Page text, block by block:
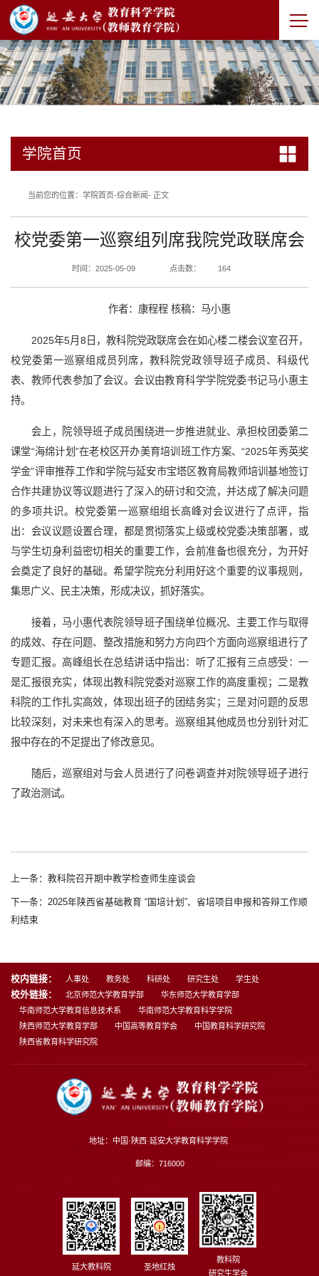
学院首页
当前您的位置： 学院首页-综合新闻- 正文
校党委第一巡察组列席我院党政联席会
时间：2025-05-09 点击数： 164
作者：康程程 核稿：马小惠
2025年5月8日，教科院党政联席会在如心楼二楼会议室召开，
校党委第一巡察组成员列席，教科院党政领导班子成员、科级代
表、教师代表参加了会议。会议由教育科学学院党委书记马小惠主
持。
会上，院领导班子成员围绕进一步推进就业、承担校团委第二
课堂“海绵计划”在老校区开办美育培训班工作方案、“2025年秀英奖
学金”评审推荐工作和学院与延安市宝塔区教育局教师培训基地签订
合作共建协议等议题进行了深入的研讨和交流，并达成了解决问题
的多项共识。校党委第一巡察组组长高峰对会议进行了点评，指
出：会议议题设置合理，都是贯彻落实上级或校党委决策部署，或
与学生切身利益密切相关的重要工作，会前准备也很充分，为开好
会奠定了良好的基础。希望学院充分利用好这个重要的议事规则，
集思广义、民主决策，形成决议，抓好落实。
接着，马小惠代表院领导班子围绕单位概况、主要工作与取得
的成效、存在问题、整改措施和努力方向四个方面向巡察组进行了
专题汇报。高峰组长在总结讲话中指出：听了汇报有三点感受：一
是汇报很充实，体现出教科院党委对巡察工作的高度重视；二是教
科院的工作扎实高效，体现出班子的团结务实；三是对问题的反思
比较深刻，对未来也有深入的思考。巡察组其他成员也分别针对汇
报中存在的不足提出了修改意见。
随后，巡察组对与会人员进行了问卷调查并对院领导班子进行
了政治测试。
上一条：教科院召开期中教学检查师生座谈会
下一条：2025年陕西省基础教育 “国培计划”、省培项目申报和答辩工作顺
利结束
校内链接： 人事处 教务处 科研处 研究生处 学生处
校外链接： 北京师范大学教育学部
华东师范大学教育学部
华南师范大学教育信息技术系
华南师范大学教育科学学院
陕西师范大学教育学部
中国高等教育学会
中国教育科学研究院
陕西省教育科学研究院
地址：中国·陕西·延安大学教育科学学院
邮编：716000
延大教科院 圣地红烛
教科院
研究生学会